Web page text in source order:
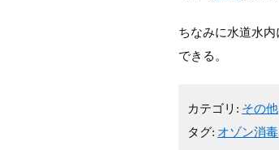
ちなみに水道水
できる。
カテゴリ: その他
タグ: オゾン消毒